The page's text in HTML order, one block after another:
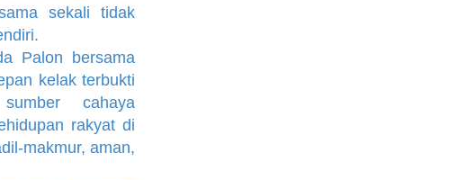
sekali tidak
Palon bersama
kelak terbukti
cahaya
rakyat di
makmur, aman,